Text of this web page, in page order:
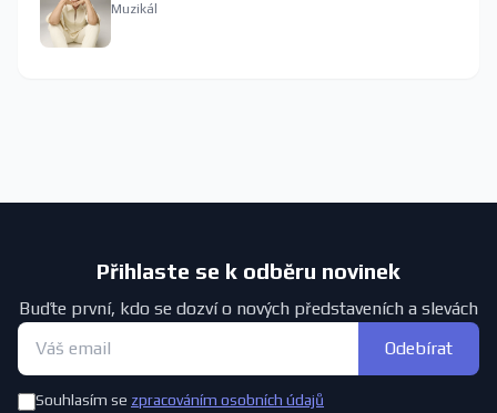
Muzikál
Přihlaste se k odběru novinek
Buďte první, kdo se dozví o nových představeních a slevách
Odebírat
Souhlasím se zpracováním osobních údajů